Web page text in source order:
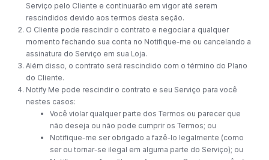
Serviço pelo Cliente e continuarão em vigor até serem
rescindidos devido aos termos desta seção.
O Cliente pode rescindir o contrato e negociar a qualquer
momento fechando sua conta no Notifique-me ou cancelando a
assinatura do Serviço em sua Loja.
Além disso, o contrato será rescindido com o término do Plano
do Cliente.
Notify Me pode rescindir o contrato e seu Serviço para você
nestes casos:
Você violar qualquer parte dos Termos ou parecer que
não deseja ou não pode cumprir os Termos; ou
Notifique-me ser obrigado a fazê-lo legalmente (como
ser ou tornar-se ilegal em alguma parte do Serviço); ou